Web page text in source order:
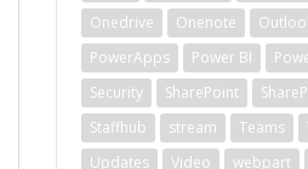
Onedrive
Onenote
PowerApps
Power BI
Security
SharePoint
Staffhub
stream Teams
Updates
Video webpart